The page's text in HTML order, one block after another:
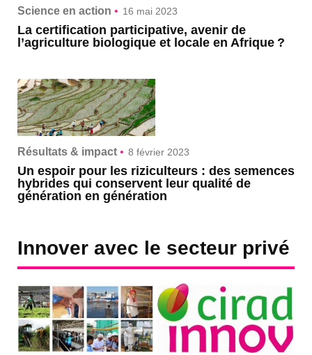
Science en action • 16 mai 2023
La certification participative, avenir de
l’agriculture biologique et locale en Afrique ?
Résultats & impact • 8 février 2023
Un espoir pour les riziculteurs : des semences
hybrides qui conservent leur qualité de
génération en génération
Innover avec le secteur privé